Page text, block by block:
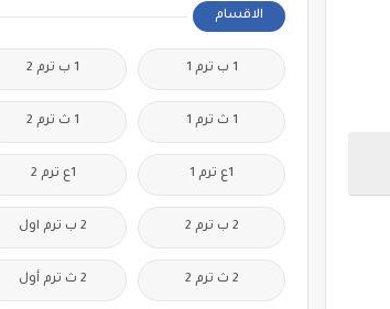
الاقسام
1 ب ترم 1 1 ب ترم 2
1 ث ترم 1 1 ث ترم 2
1ع ترم 1 1ع ترم 2
2 ب ترم 2 2 ب ترم اول
2 ث ترم 2 2 ث ترم أول